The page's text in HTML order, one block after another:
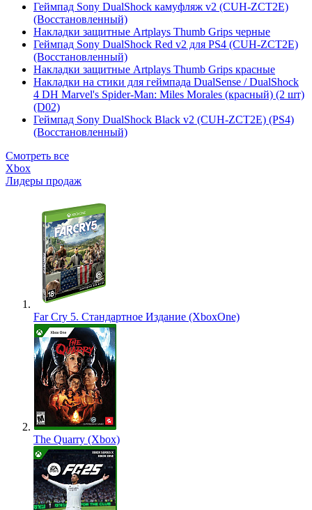
Геймпад Sony DualShock камуфляж v2 (CUH-ZCT2E)
(Восстановленный)
Накладки защитные Artplays Thumb Grips черные
Геймпад Sony DualShock Red v2 для PS4 (CUH-ZCT2E)
(Восстановленный)
Накладки защитные Artplays Thumb Grips красные
Накладки на стики для геймпада DualSense / DualShock
4 DH Marvel's Spider-Man: Miles Morales (красный) (2 шт)
(D02)
Геймпад Sony DualShock Black v2 (CUH-ZCT2E) (PS4)
(Восстановленный)
Смотреть все
Xbox
Лидеры продаж
Far Cry 5. Стандартное Издание (XboxOne)
The Quarry (Xbox)